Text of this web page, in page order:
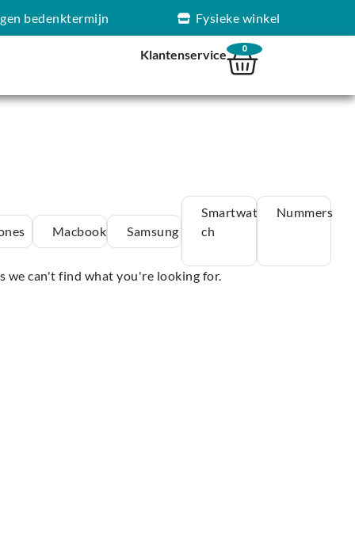
bedenktermijn Fysieke winkel
Klantenservice 0
Macbook Samsung
Smartwat
ch
Nummers
we can't find what you're looking for.